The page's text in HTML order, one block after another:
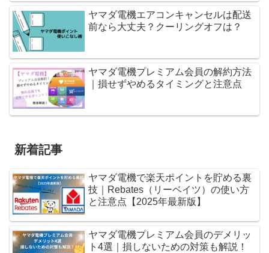
ヤマダ電機エアコンキャンセルは配送
前なら大丈夫？クーリングオフは？
ヤマダ電機プレミアム会員の解約方法
｜損せずやめるタイミングと注意点
新着記事
ヤマダ電機で楽天ポイントを貯める裏
技｜Rebates（リーベイツ）の使い方
と注意点【2025年最新版】
ヤマダ電機プレミアム会員のデメリッ
ト4選｜損しないための対策も解説！